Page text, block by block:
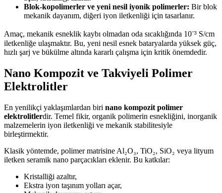
Blok-kopolimerler ve yeni nesil iyonik polimerler: Bir blok
mekanik dayanım, diğeri iyon iletkenliği için tasarlanır.
Amaç, mekanik esneklik kaybı olmadan oda sıcaklığında 10⁻³ S/cm
iletkenliğe ulaşmaktır. Bu, yeni nesil esnek bataryalarda yüksek güç,
hızlı şarj ve bükülme altında kararlı çalışma için kritik önemdedir.
Nano Kompozit ve Takviyeli Polimer
Elektrolitler
En yenilikçi yaklaşımlardan biri nano kompozit polimer
elektrolitlerdir. Temel fikir, organik polimerin esnekliğini, inorganik
malzemelerin iyon iletkenliği ve mekanik stabilitesiyle
birleştirmektir.
Klasik yöntemde, polimer matrisine Al₂O₃, TiO₂, SiO₂ veya lityum
iletken seramik nano parçacıkları eklenir. Bu katkılar:
Kristalliği azaltır,
Ekstra iyon taşınım yolları açar,